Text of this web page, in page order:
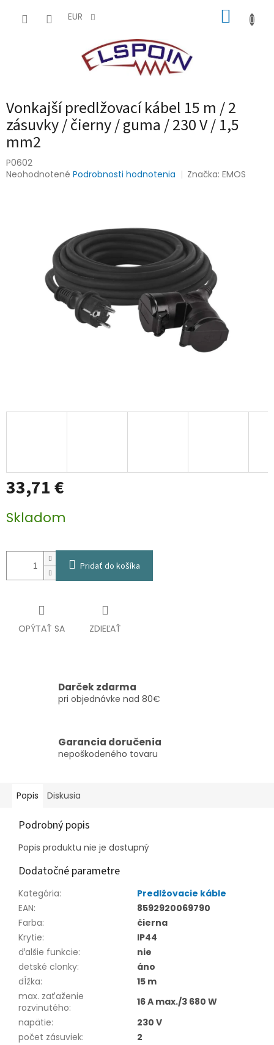
EUR
Vonkajší predlžovací kábel 15 m / 2
zásuvky / čierny / guma / 230 V / 1,5
mm2
P0602
Priemerné
hviezdičiek.
Neohodnotené Podrobnosti hodnotenia Značka:EMOS
33,71 €
cena:
Skladom
Pridať do košíka
OPÝTAŤ SA ZDIEĽAŤ
Darček zdarma
pri objednávke nad 80€
Garancia doručenia
nepoškodeného tovaru
Popis Diskusia
Podrobný popis
Popis produktu nie je dostupný
Dodatočné parametre
Kategória:
Predlžovacie káble
EAN:
8592920069790
Farba:
čierna
Krytie:
IP44
ďalšie funkcie:
nie
detské clonky:
áno
dĺžka:
15 m
max. zaťaženie
rozvinutého:
16 A max./3 680 W
napätie:
230 V
počet zásuviek:
2